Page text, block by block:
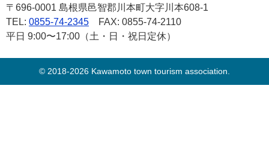
〒696-0001 島根県邑智郡川本町大字川本608-1
TEL: 0855-74-2345
FAX: 0855-74-2110
平日 9:00〜17:00（土・日・祝日定休）
© 2018-2026 Kawamoto town tourism association.